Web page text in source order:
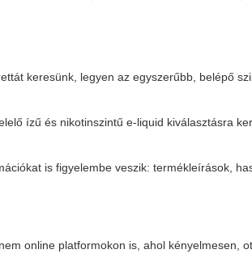
keresünk, legyen az egyszerűbb, belépő
ízű és nikotinszintű e-liquid kiválasztásra
is figyelembe veszik: termékleírások,
online platformokon is, ahol kényelmesen,